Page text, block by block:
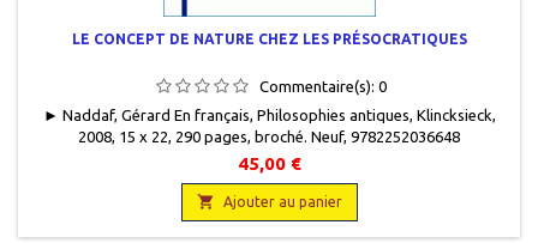
LE CONCEPT DE NATURE CHEZ LES PRÉSOCRATIQUES
Commentaire(s): 0
► Naddaf, Gérard En français, Philosophies antiques, Klincksieck,
2008, 15 x 22, 290 pages, broché. Neuf, 9782252036648
45,00 €
 Ajouter au panier